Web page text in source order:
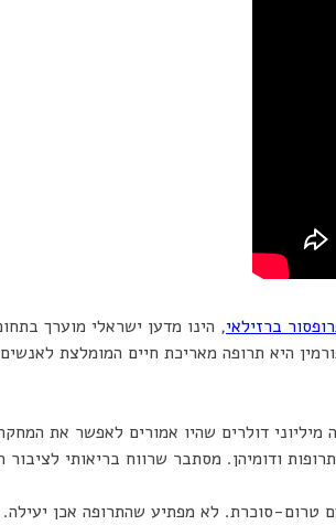
ברזילאי, הינו מדען ישראלי מוערך
היא תרופה מאריכת חיים המומלצת
דולרים שהיו אמורים לאפשר את
ודומיהן. מסתבר שרווח בריאותי
טרום-סוכרת. לא מפתיע שהתרופה אכן